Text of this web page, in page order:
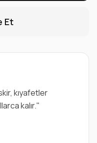
Et
kıyafetler
kalır."